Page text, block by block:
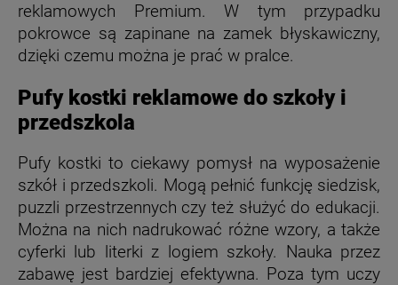
reklamowych Premium. W tym przypadku
pokrowce są zapinane na zamek błyskawiczny,
dzięki czemu można je prać w pralce.
Pufy kostki reklamowe do szkoły i
przedszkola
Pufy kostki to ciekawy pomysł na wyposażenie
szkół i przedszkoli. Mogą pełnić funkcję siedzisk,
puzzli przestrzennych czy też służyć do edukacji.
Można na nich nadrukować różne wzory, a także
cyferki lub literki z logiem szkoły. Nauka przez
zabawę jest bardziej efektywna. Poza tym uczy